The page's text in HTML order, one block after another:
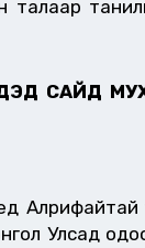
САЙД
Улсад